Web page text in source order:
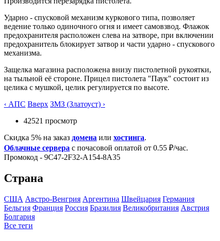
Ударно - спусковой механизм куркового типа, позволяет
ведение только одиночного огня и имеет самовзвод. Флажок
предохранителя расположен слева на затворе, при включении
предохранитель блокирует затвор и части ударно - спускового
механизма.
Защелка магазина расположена внизу пистолетной рукоятки,
на тыльной её стороне. Прицел пистолета "Паук" состоит из
целика с мушкой, целик регулируется по высоте.
‹ АПС Вверх ЗМЗ (Златоуст) ›
42521 просмотр
Скидка 5% на заказ домена или хостинга.
Облачные сервера с почасовой оплатой от 0.55 ₽/час.
Промокод - 9C47-2F32-A154-8A35
Страна
США Австро-Венгрия Аргентина Швейцария Германия
Бельгия Франция Росcия Бразилия Великобритания Австрия
Болгария
Все теги